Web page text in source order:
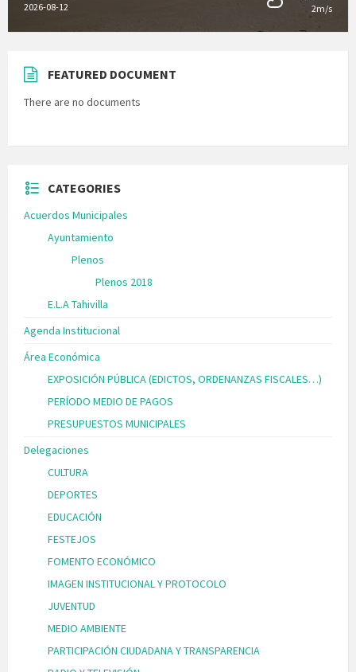
2026-08-12 2m/s
FEATURED DOCUMENT
There are no documents
CATEGORIES
Acuerdos Municipales
Ayuntamiento
Plenos
Plenos 2018
E.L.A Tahivilla
Agenda Institucional
Área Económica
EXPOSICIÓN PÚBLICA (EDICTOS, ORDENANZAS FISCALES…)
PERÍODO MEDIO DE PAGOS
PRESUPUESTOS MUNICIPALES
Delegaciones
CULTURA
DEPORTES
EDUCACIÓN
FESTEJOS
FOMENTO ECONÓMICO
IMAGEN INSTITUCIONAL Y PROTOCOLO
JUVENTUD
MEDIO AMBIENTE
PARTICIPACIÓN CIUDADANA Y TRANSPARENCIA